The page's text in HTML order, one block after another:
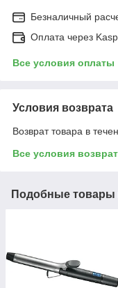
Безналичный
Оплата через
Все условия оплаты
Условия возврата
Возврат товара в
Все условия
Подобные товары